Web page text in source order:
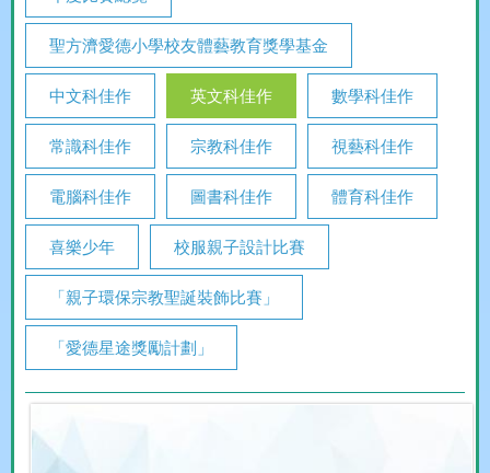
聖方濟愛德小學校友體藝教育獎學基金
中文科佳作 英文科佳作 數學科佳作
常識科佳作 宗教科佳作 視藝科佳作
電腦科佳作 圖書科佳作 體育科佳作
喜樂少年 校服親子設計比賽
「親子環保宗教聖誕裝飾比賽」
「愛德星途獎勵計劃」